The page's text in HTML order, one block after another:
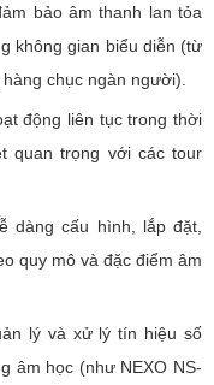
bảo âm thanh lan tỏa
không gian biểu diễn (từ
chục ngàn người).
động liên tục trong thời
quan trọng với các tour
dàng cấu hình, lắp đặt,
quy mô và đặc điểm âm
lý và xử lý tín hiệu số
âm học (như NEXO NS-